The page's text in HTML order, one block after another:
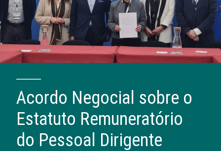
Acordo Negocial sobre o
Estatuto Remuneratório
do Pessoal Dirigente